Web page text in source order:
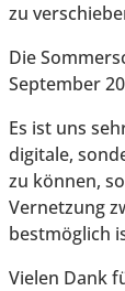
zu
Die
September
Es ist uns
digitale,
zu können,
Vernetzung
bestmöglich
Vielen Dank